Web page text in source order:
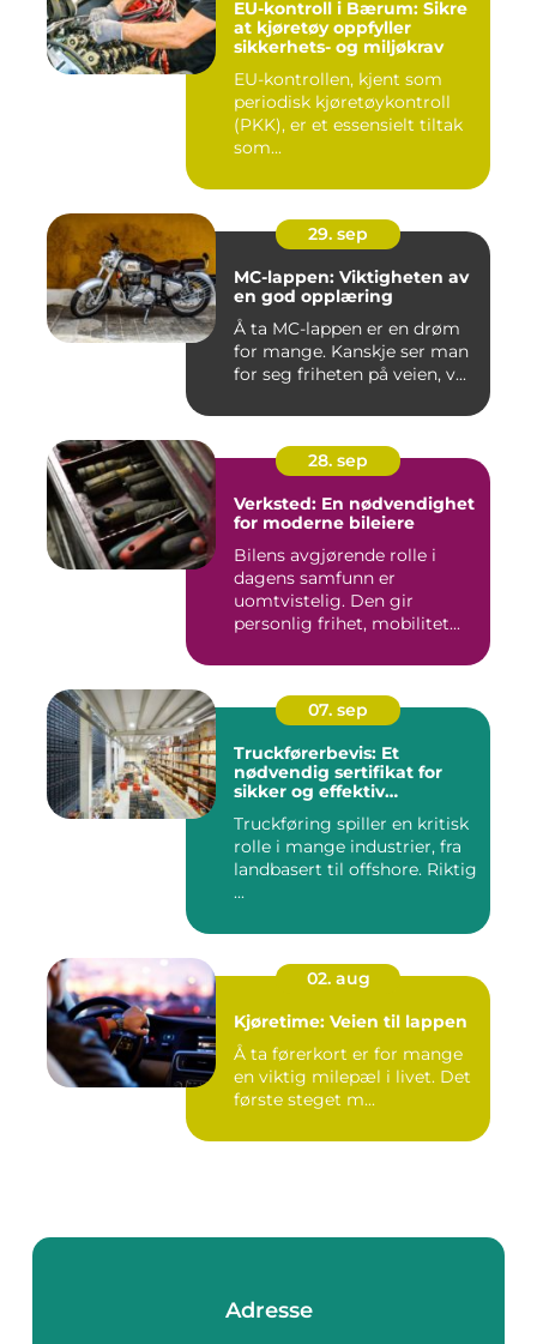
EU-kontroll i Bærum: Sikre
at kjøretøy oppfyller
sikkerhets- og miljøkrav
EU-kontrollen, kjent som
periodisk kjøretøykontroll
(PKK), er et essensielt tiltak
som...
29. sep
MC-lappen: Viktigheten av
en god opplæring
Å ta MC-lappen er en drøm
for mange. Kanskje ser man
for seg friheten på veien, v...
28. sep
Verksted: En nødvendighet
for moderne bileiere
Bilens avgjørende rolle i
dagens samfunn er
uomtvistelig. Den gir
personlig frihet, mobilitet...
07. sep
Truckførerbevis: Et
nødvendig sertifikat for
sikker og effektiv
Truckføring spiller en kritisk
rolle i mange industrier, fra
landbasert til offshore. Riktig
...
02. aug
Kjøretime: Veien til lappen
Å ta førerkort er for mange
en viktig milepæl i livet. Det
første steget m...
Adresse